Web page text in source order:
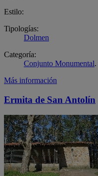
Estilo:
Tipologías:
Dolmen
Categoría:
Conjunto Monumental.
Más información
Ermita de San Antolín